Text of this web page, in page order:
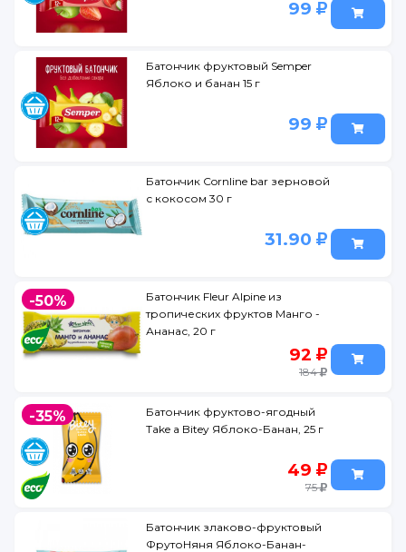
99
Батончик фруктовый Semper
Яблоко и банан 15 г
99
Батончик Cornline bar зерновой
с кокосом 30 г
31.90
-50%
Батончик Fleur Alpine из
тропических фруктов Манго -
Ананас, 20 г
92
184
-35%
Батончик фруктово-ягодный
Take a Bitey Яблоко-Банан, 25 г
49
75
Батончик злаково-фруктовый
ФрутоНяня Яблоко-Банан-